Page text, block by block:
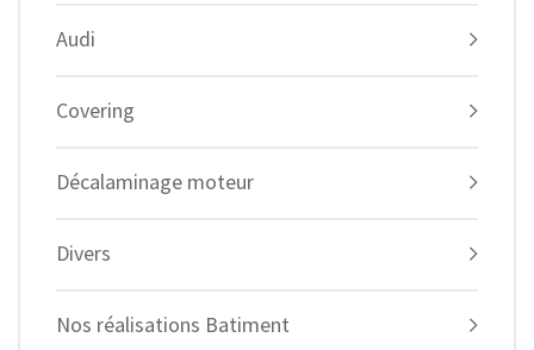
Audi
Covering
Décalaminage moteur
Divers
Nos réalisations Batiment